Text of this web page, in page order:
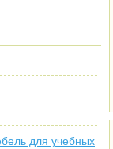
для учебных